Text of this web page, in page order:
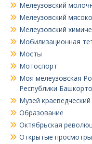
Мелеузовский
Мелеузовский
Мелеузовский
Мобилизационная
Мосты
Мотоспорт
Моя мелеузовская
Республики
Музей краеведческий
Образование
Октябрьская
Открытые просмотры